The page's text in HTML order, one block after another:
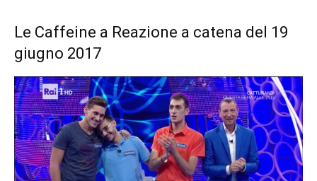
Le Caffeine a Reazione a catena del 19
giugno 2017